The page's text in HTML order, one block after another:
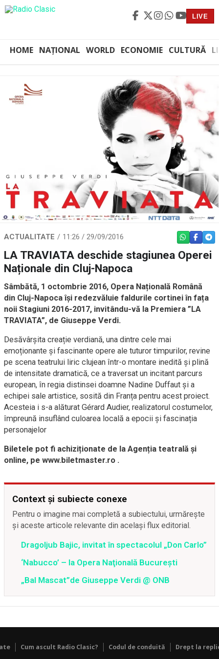
LIVE
HOME NAȚIONAL WORLD ECONOMIE CULTURĂ
ACTUALITATE 11:26 / 29/09/2016 WHATSAPP
LA TRAVIATA deschide stagiunea Operei
Naționale din Cluj-Napoca
Sâmbătă, 1 octombrie 2016, Opera Națională Română
din Cluj-Napoca își redezvăluie faldurile cortinei în fața
noii Stagiuni 2016-2017, invitându-vă la Premiera ”LA
TRAVIATA”, de Giuseppe Verdi.
Desăvârșita creație verdiană, una dintre cele mai
emoționante și fascinante opere ale tuturor timpurilor, revine
pe scena teatrului liric clujean într-o montare inedită și plină
de intensitate dramatică, ce a traversat un incitant parcurs
european, în regia distinsei doamne Nadine Duffaut și a
echipei sale artistice, sosită din Franța pentru acest proiect.
Acesteia i s-a alăturat Gérard Audier, realizatorul costumelor,
împreună insuflând culoarea locală a epocii și fascinația
personajelor
Biletele pot fi achiziționate de la Agenția teatrală și
online, pe www.biletmaster.ro .
Context și subiecte conexe
Pentru o imagine mai completă a subiectului, urmărește
și aceste articole relevante din același flux editorial.
Dragoljub Bajic, invitat în spectacolul „Don Carlo”
‘Nabucco’ – la Opera Naţională Bucureşti
„Bal Mascat”de Giuseppe Verdi @ ONB
Cum ascult Radio Clasic? Codul de conduită Drept la